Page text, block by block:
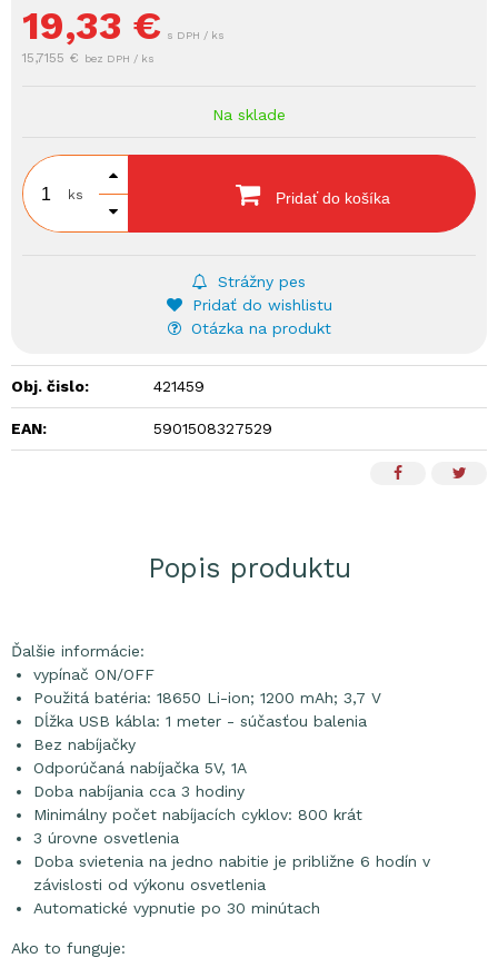
19,33 € s DPH / ks
15,7155 € bez DPH / ks
Na sklade
ks Pridať do košíka
Strážny pes
Pridať do wishlistu
Otázka na produkt
Obj. čislo: 421459
EAN: 5901508327529
Popis produktu
Ďalšie informácie:
vypínač ON/OFF
Použitá batéria: 18650 Li-ion; 1200 mAh; 3,7 V
Dĺžka USB kábla: 1 meter - súčasťou balenia
Bez nabíjačky
Odporúčaná nabíjačka 5V, 1A
Doba nabíjania cca 3 hodiny
Minimálny počet nabíjacích cyklov: 800 krát
3 úrovne osvetlenia
Doba svietenia na jedno nabitie je približne 6 hodín v
závislosti od výkonu osvetlenia
Automatické vypnutie po 30 minútach
Ako to funguje: